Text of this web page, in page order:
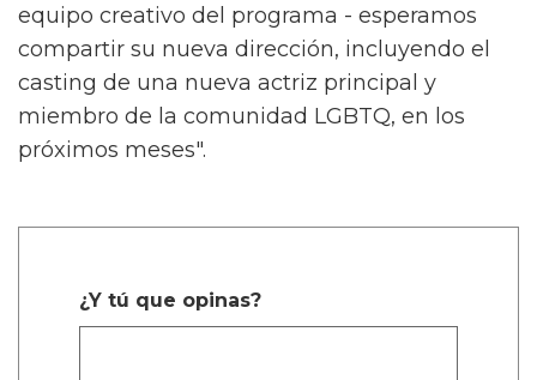
equipo creativo del programa - esperamos
compartir su nueva dirección, incluyendo el
casting de una nueva actriz principal y
miembro de la comunidad LGBTQ, en los
próximos meses".
¿Y tú que opinas?